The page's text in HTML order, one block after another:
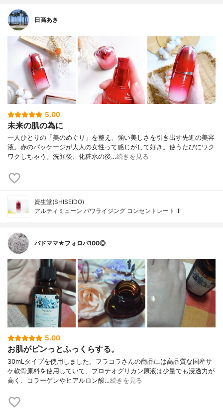
日高あき
5.00
未来の肌の為に
一人ひとりの「美のめぐり」を整え、強い美しさを引き出す先進の美容
液。赤のパッケージが大人の女性って感じがして好き。使うたびにワク
ワクしちゃう。洗顔後、化粧水の後…続きを見る
資生堂(SHISEIDO)
アルティミューン パワライジング コンセントレート III
バドママ★フォロバ100◎
5.00
お肌がピンっとふっくらする。
30mLタイプを使用しました。フラコラさんの商品には高品質な国産サ
ケ軟骨原料を使用していて、プロテオグリカン原液は少量でも浸透力が
高く、コラーゲンやヒアルロン酸…続きを見る